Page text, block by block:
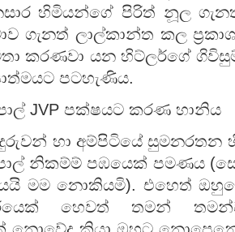
හිමියන්ගේ පිරිත් නූල
ගැනත් ලාල්කාන්ත කල
කරණවා යන හිට්ලර්ගේ ගිවිසුම්
පටහැණිය.
JVP පක්ෂයට කරණ හානිය
හා අම්පිටියේ
නිකම්ම් පඹයෙක් පමණය
මම නොකියමි). එහෙත්
හෙවත් තමන්